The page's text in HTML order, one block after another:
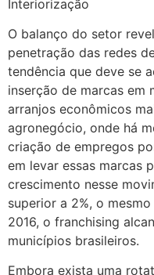
Interiorização
O balanço do setor
penetração das redes
tendência que deve se
inserção de marcas em
arranjos econômicos
agronegócio, onde há
criação de empregos
em levar essas marcas
crescimento nesse
superior a 2%, o
2016, o franchising
municípios brasileiros.
Embora exista uma